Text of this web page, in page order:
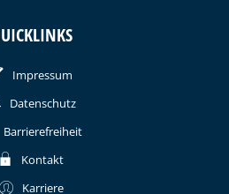
Impressum
Datenschutz
Barrierefreiheit
Kontakt
Karriere